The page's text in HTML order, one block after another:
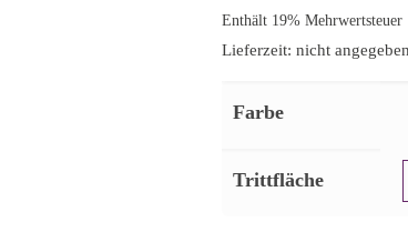
Enthält 19% Mehrwertsteuer
Lieferzeit: nicht angegeben
Farbe
Trittfläche